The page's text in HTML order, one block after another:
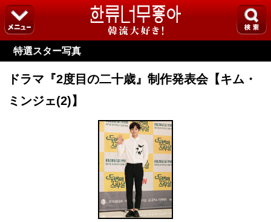
特選スター写真
ドラマ『2度目の二十歳』制作発表会【キム・
ミンジェ(2)】